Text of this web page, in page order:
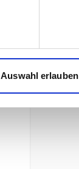
Auswahl erlauben